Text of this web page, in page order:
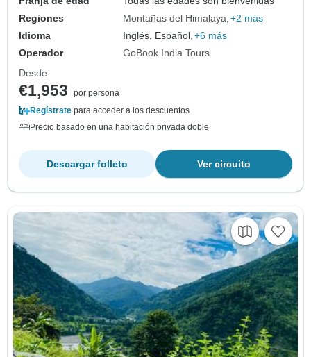
Regiones
Montañas del Himalaya +2 más
Idioma
Inglés, Español, +6 más
Operador
GoBook India Tours
Desde
€1,953
por persona
Regístrate para acceder a los descuentos
Precio basado en una habitación privada doble
Ver circuito
Descargar folleto